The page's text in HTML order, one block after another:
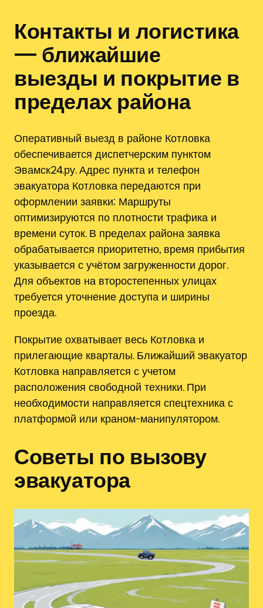
Контакты и логистика
— ближайшие
выезды и покрытие в
пределах района
Оперативный выезд в районе Котловка
обеспечивается диспетчерским пунктом
Эвамск24.ру. Адрес пункта и телефон
эвакуатора Котловка передаются при
оформлении заявки; Маршруты
оптимизируются по плотности трафика и
времени суток. В пределах района заявка
обрабатывается приоритетно, время прибытия
указывается с учётом загруженности дорог.
Для объектов на второстепенных улицах
требуется уточнение доступа и ширины
проезда.
Покрытие охватывает весь Котловка и
прилегающие кварталы. Ближайший эвакуатор
Котловка направляется с учетом
расположения свободной техники. При
необходимости направляется спецтехника с
платформой или краном-манипулятором.
Советы по вызову
эвакуатора